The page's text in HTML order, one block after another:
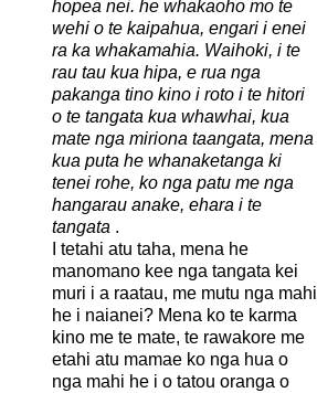
hopea nei. he whakaoho mo te
wehi o te kaipahua, engari i enei
ra ka whakamahia. Waihoki, i te
rau tau kua hipa, e rua nga
pakanga tino kino i roto i te hitori
o te tangata kua whawhai, kua
mate nga miriona taangata, mena
kua puta he whanaketanga ki
tenei rohe, ko nga patu me nga
hangarau anake, ehara i te
tangata .
I tetahi atu taha, mena he
manomano kee nga tangata kei
muri i a raatau, me mutu nga mahi
he i naianei? Mena ko te karma
kino me te mate, te rawakore me
etahi atu mamae ko nga hua o
nga mahi he i o tatou oranga o